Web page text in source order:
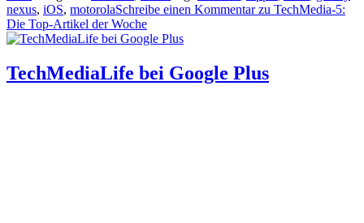
nexus, iOS, motorolaSchreibe einen Kommentarzu TechMedia-5:
Die Top-Artikel der Woche
TechMediaLife bei Google Plus